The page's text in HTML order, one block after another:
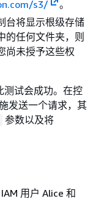
s3/
。
台将显示根级存储
的任何文件夹，则
尚未授予这些权
测试会成功。在控
发送一个请求，其
参数以及将
用户 Alice 和